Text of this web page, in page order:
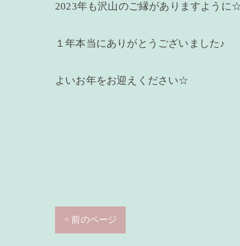
2023年も沢山のご縁がありますように
１年本当にありがとうございました♪
よいお年をお迎えください☆
< 前のページ